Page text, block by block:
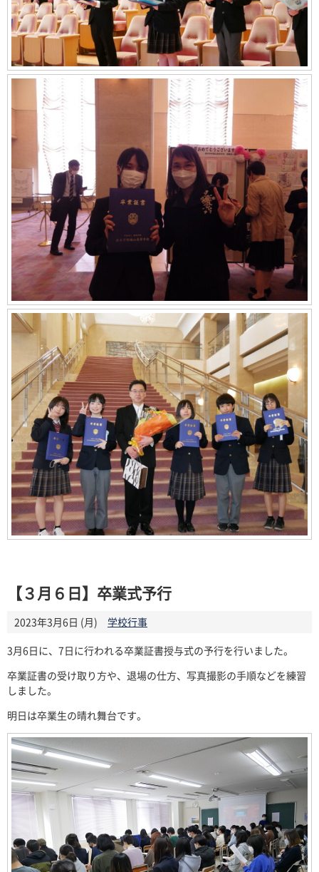
【３月６日】卒業式予行
2023年3月6日 (月)
学校行事
3月6日に、7日に行われる卒業証書授与式の予行を行いました。
卒業証書の受け取り方や、退場の仕方、写真撮影の手順などを練習
しました。
明日は卒業生の晴れ舞台です。